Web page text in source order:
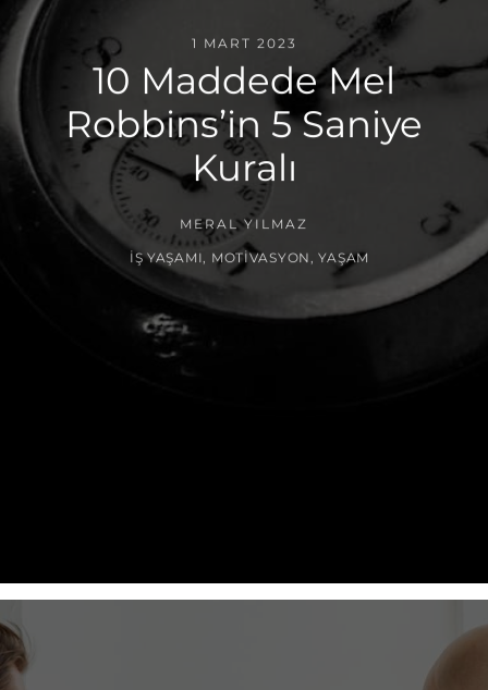
1 MART 2023
10 Maddede Mel
Robbins’in 5 Saniye
Kuralı
MERAL YILMAZ
İŞ YAŞAMI MOTIVASYON ,YAŞAM